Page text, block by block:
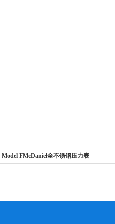
Model FMcDaniel全不锈钢压力表